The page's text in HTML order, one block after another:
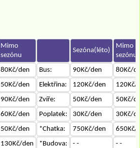
Mimo
sezónu
Sezóna(léto)
Mimo
sezónu
80Kč/den Bus: 90Kč/den
80Kč/
50Kč/den Elektřina: 120Kč/den
120Kč/
90Kč/den Zvíře: 50Kč/den
50Kč/
60Kč/den Poplatek: 30Kč/den
30Kč/
50Kč/den *Chatka: 750Kč/den
650Kč/
130Kč/den *Budova: - -
- -